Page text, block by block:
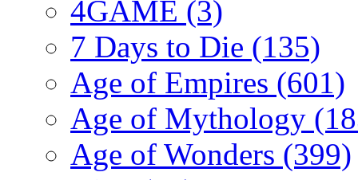
4GAME (3)
7 Days to Die (135)
Age of Empires (601)
Age of Mythology
Age of Wonders (399)